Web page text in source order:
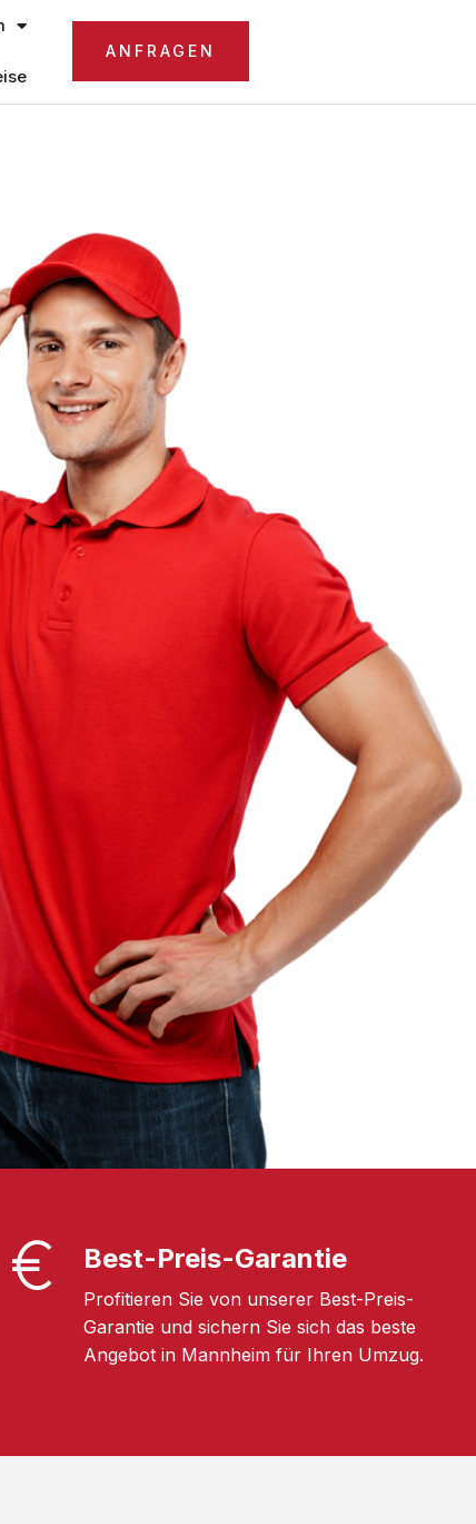
ANFRAGEN
Best-Preis-Garantie
Profitieren Sie von unserer Best-Preis-
Garantie und sichern Sie sich das beste
Angebot in Mannheim für Ihren Umzug.